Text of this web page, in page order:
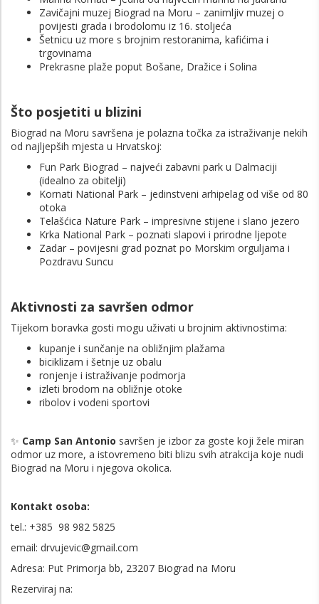
Zavičajni muzej Biograd na Moru – zanimljiv muzej o
povijesti grada i brodolomu iz 16. stoljeća
Šetnicu uz more s brojnim restoranima, kafićima i
trgovinama
Prekrasne plaže poput Bošane, Dražice i Solina
Što posjetiti u blizini
Biograd na Moru savršena je polazna točka za istraživanje nekih
od najljepših mjesta u Hrvatskoj:
Fun Park Biograd – najveći zabavni park u Dalmaciji
(idealno za obitelji)
Kornati National Park – jedinstveni arhipelag od više od 80
otoka
Telašćica Nature Park – impresivne stijene i slano jezero
Krka National Park – poznati slapovi i prirodne ljepote
Zadar – povijesni grad poznat po Morskim orguljama i
Pozdravu Suncu
Aktivnosti za savršen odmor
Tijekom boravka gosti mogu uživati u brojnim aktivnostima:
kupanje i sunčanje na obližnjim plažama
biciklizam i šetnje uz obalu
ronjenje i istraživanje podmorja
izleti brodom na obližnje otoke
ribolov i vodeni sportovi
✨ Camp San Antonio savršen je izbor za goste koji žele miran
odmor uz more, a istovremeno biti blizu svih atrakcija koje nudi
Biograd na Moru i njegova okolica.
Kontakt osoba:
tel.: +385 98 982 5825
email: drvujevic@gmail.com
Adresa: Put Primorja bb, 23207 Biograd na Moru
Rezerviraj na: